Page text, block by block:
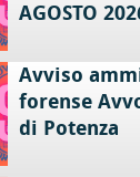
AGOSTO
Avviso
forense
di Potenza